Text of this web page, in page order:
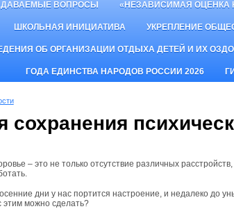
ВОПРОСЫ «НЕЗАВИСИМАЯ ОЦЕНКА
ШКОЛЬНАЯ ИНИЦИАТИВА УКРЕПЛЕНИЕ
ОБ ОРГАНИЗАЦИИ ОТДЫХА ДЕТЕЙ И ИХ
ГОДА ЕДИНСТВА НАРОДОВ РОССИИ 2026
сохранения
– это не только отсутствие различных
дни у нас портится настроение, и недалеко до
этим можно сделать?